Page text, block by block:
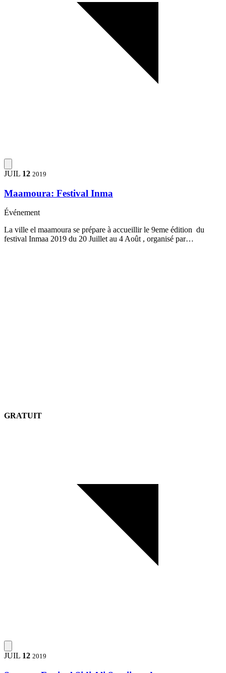
JUIL 12 2019
Maamoura: Festival Inma
Événement
La ville el maamoura se prépare à accueillir le 9eme édition du
festival Inmaa 2019 du 20 Juillet au 4 Août , organisé par…
GRATUIT
JUIL 12 2019